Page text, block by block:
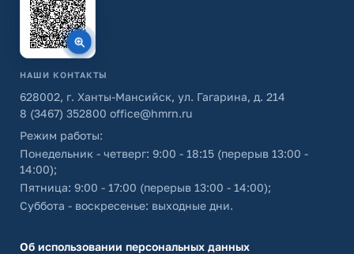
НАШИ КОНТАКТЫ
628002, г. Ханты-Мансийск, ул. Гагарина, д. 214
8 (3467) 352800 office@hmrn.ru
Режим работы:
Понедельник - четверг: 9:00 - 18:15 (перерыв 13:00 -
14:00);
Пятница: 9:00 - 17:00 (перерыв 13:00 - 14:00);
Суббота - воскресенье: выходные дни.
Об использовании персональных данных